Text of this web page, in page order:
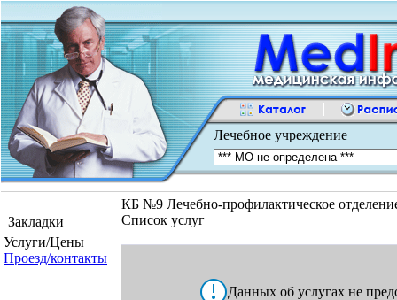
Лечебное учреждение
Закладки
Услуги/Цены
Проезд/контакты
КБ №9 Лечебно-профилактическое
Список услуг
Данных об услугах не